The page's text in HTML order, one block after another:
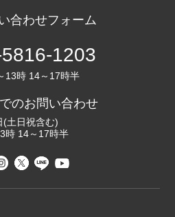
合わせフォーム
1203
13時 14～17時半
のお問い合わせ
(土日祝含む)
時 14～17時半